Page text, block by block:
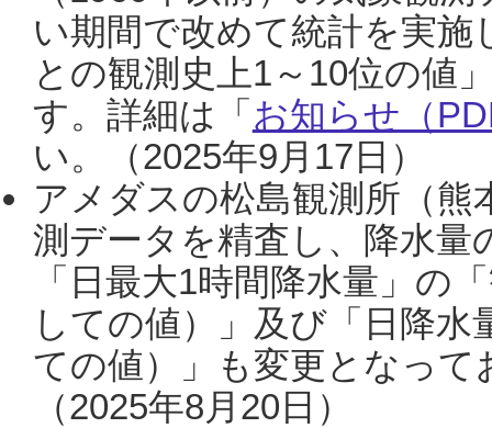
い期間で改めて統計を実
との観測史上1～10位の値
す。詳細は「 お知らせ（
い。（2025年9月17日）
アメダスの松島観測所（熊
測データを精査し、降水
「日最大1時間降水量」の
しての値）」及び「日降
ての値）」も変更となっ
（2025年8月20日）